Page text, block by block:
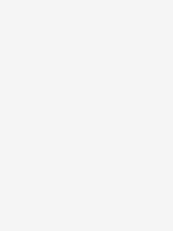
over 6 Bijlagen
anamnesegesprek besproken
schedelhersenletsel